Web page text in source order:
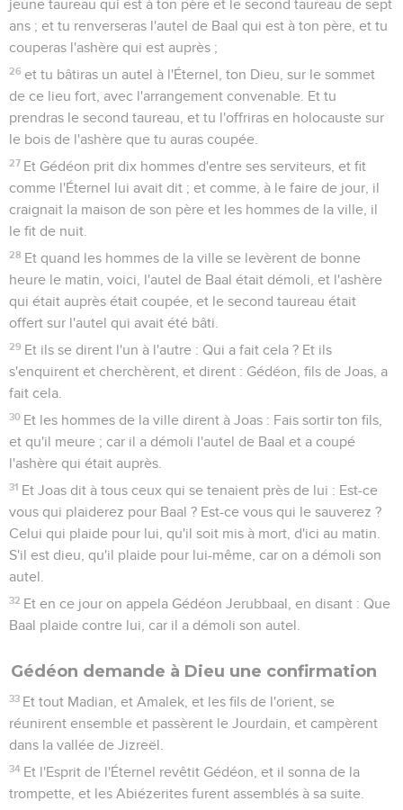
jeune taureau qui est à ton père et le second taureau de sept
ans ; et tu renverseras l'autel de Baal qui est à ton père, et tu
couperas l'ashère qui est auprès ;
26 et tu bâtiras un autel à l'Éternel, ton Dieu, sur le sommet
de ce lieu fort, avec l'arrangement convenable. Et tu
prendras le second taureau, et tu l'offriras en holocauste sur
le bois de l'ashère que tu auras coupée.
27 Et Gédéon prit dix hommes d'entre ses serviteurs, et fit
comme l'Éternel lui avait dit ; et comme, à le faire de jour, il
craignait la maison de son père et les hommes de la ville, il
le fit de nuit.
28 Et quand les hommes de la ville se levèrent de bonne
heure le matin, voici, l'autel de Baal était démoli, et l'ashère
qui était auprès était coupée, et le second taureau était
offert sur l'autel qui avait été bâti.
29 Et ils se dirent l'un à l'autre : Qui a fait cela ? Et ils
s'enquirent et cherchèrent, et dirent : Gédéon, fils de Joas, a
fait cela.
30 Et les hommes de la ville dirent à Joas : Fais sortir ton fils,
et qu'il meure ; car il a démoli l'autel de Baal et a coupé
l'ashère qui était auprès.
31 Et Joas dit à tous ceux qui se tenaient près de lui : Est-ce
vous qui plaiderez pour Baal ? Est-ce vous qui le sauverez ?
Celui qui plaide pour lui, qu'il soit mis à mort, d'ici au matin.
S'il est dieu, qu'il plaide pour lui-même, car on a démoli son
autel.
32 Et en ce jour on appela Gédéon Jerubbaal, en disant : Que
Baal plaide contre lui, car il a démoli son autel.
Gédéon demande à Dieu une confirmation
33 Et tout Madian, et Amalek, et les fils de l'orient, se
réunirent ensemble et passèrent le Jourdain, et campèrent
dans la vallée de Jizreël.
34 Et l'Esprit de l'Éternel revêtit Gédéon, et il sonna de la
trompette, et les Abiézerites furent assemblés à sa suite.